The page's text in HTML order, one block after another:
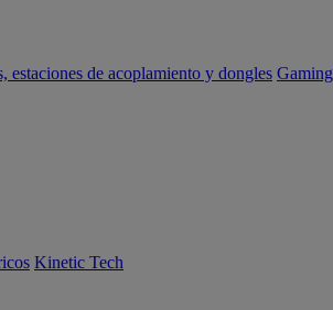
estaciones de acoplamiento y dongles Gaming
Kinetic Tech